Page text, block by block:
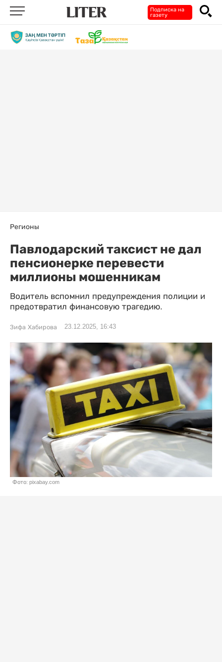
Подписка на
газету
Регионы
Павлодарский таксист не дал
пенсионерке перевести
миллионы мошенникам
Водитель вспомнил предупреждения полиции и
предотвратил финансовую трагедию.
Зифа Хабирова 23.12.2025, 16:43
Фото: pixabay.com